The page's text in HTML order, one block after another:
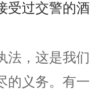
受过交警的酒
法，这是我们
的义务。有一